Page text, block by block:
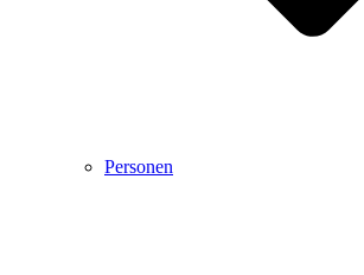
Personen